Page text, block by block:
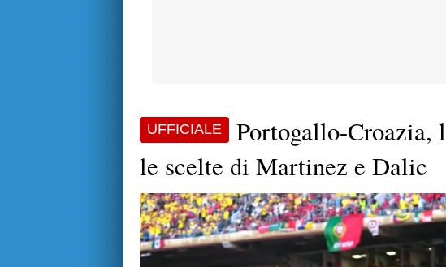
UFFICIALE
Portogallo-
le scelte di Martinez e Dalic